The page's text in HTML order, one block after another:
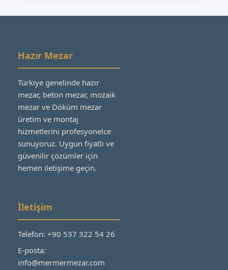
Hazır Mezar
Türkiye genelinde hazır
mezar, beton mezar, mozaik
mezar ve Döküm mezar
üretim ve montaj
hizmetlerini profesyonelce
sunuyoruz. Uygun fiyatlı ve
güvenilir çözümler için
hemen iletişime geçin.
İletişim
Telefon: +90 537 322 54 26
E-posta:
info@mermermezar.com